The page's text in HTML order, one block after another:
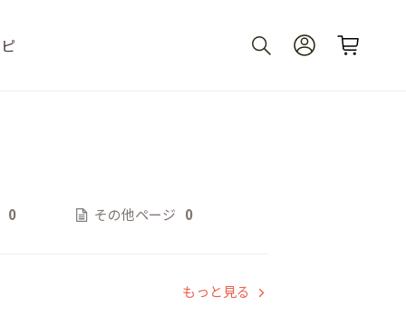
0 その他ページ 0
もっと見る